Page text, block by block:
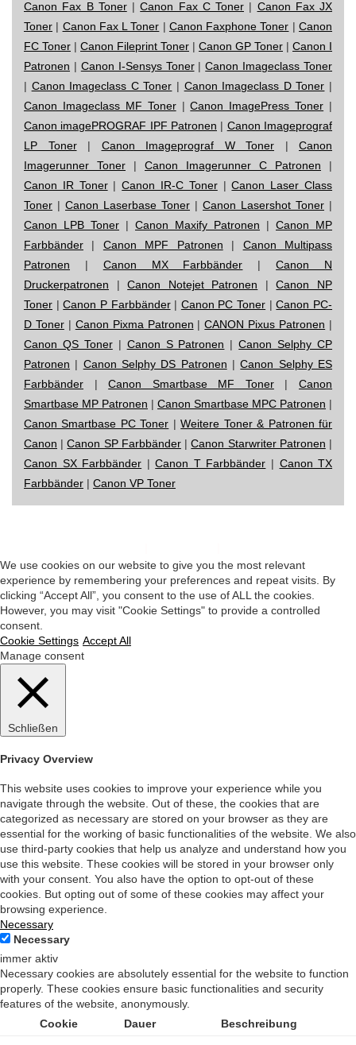
Canon Fax B Toner|Canon Fax C Toner | Canon Fax JX
Toner | Canon Fax L Toner | Canon Faxphone Toner |Canon
FC Toner | Canon Fileprint Toner | Canon GP Toner | Canon I
Patronen | Canon I-Sensys Toner|Canon Imageclass Toner
| Canon Imageclass C Toner | Canon Imageclass D Toner |
Canon Imageclass MF Toner|Canon ImagePress Toner |
Canon imagePROGRAF IPF Patronen | Canon Imageprograf
LP Toner| Canon Imageprograf W Toner | Canon
Imagerunner Toner | Canon Imagerunner C Patronen |
Canon IR Toner|Canon IR-C Toner|Canon Laser Class
Toner | Canon Laserbase Toner | Canon Lasershot Toner |
Canon LPB Toner | Canon Maxify Patronen | Canon MP
Farbbänder | Canon MPF Patronen | Canon Multipass
Patronen | Canon MX Farbbänder |Canon N
Druckerpatronen |Canon Notejet Patronen |Canon NP
Toner |Canon P Farbbänder| Canon PC Toner |Canon PC-
D Toner| Canon Pixma Patronen |CANON Pixus Patronen |
Canon QS Toner| Canon S Patronen |Canon Selphy CP
Patronen | Canon Selphy DS Patronen |Canon Selphy ES
Farbbänder |Canon Smartbase MF Toner|Canon
Smartbase MP Patronen | Canon Smartbase MPC Patronen |
Canon Smartbase PC Toner |Weitere Toner & Patronen für
Canon |Canon SP Farbbänder|Canon Starwriter Patronen |
Canon SX Farbbänder |Canon T Farbbänder | Canon TX
Farbbänder | Canon VP Toner
We use cookies on our website to give you the most relevant
experience by remembering your preferences and repeat visits. By
clicking “Accept All”, you consent to the use of ALL the cookies.
However, you may visit "Cookie Settings" to provide a controlled
consent.
Cookie Settings Accept All
Manage consent
Schließen
Privacy Overview
This website uses cookies to improve your experience while you
navigate through the website. Out of these, the cookies that are
categorized as necessary are stored on your browser as they are
essential for the working of basic functionalities of the website. We also
use third-party cookies that help us analyze and understand how you
use this website. These cookies will be stored in your browser only
with your consent. You also have the option to opt-out of these
cookies. But opting out of some of these cookies may affect your
browsing experience.
Necessary
Necessary
immer aktiv
Necessary cookies are absolutely essential for the website to function
properly. These cookies ensure basic functionalities and security
features of the website, anonymously.
Cookie
Dauer Beschreibung